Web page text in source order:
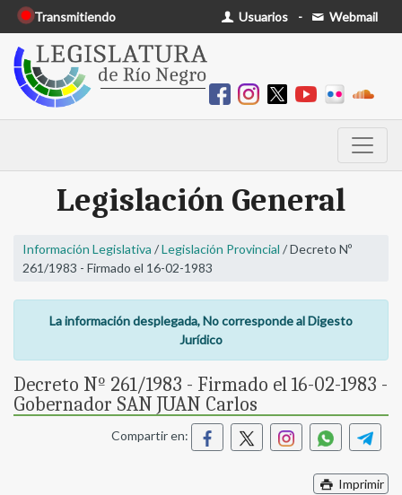
Transmitiendo Usuarios - Webmail
Legislación General
Información Legislativa /Legislación Provincial / Decreto Nº
261/1983 - Firmado el 16-02-1983
La información desplegada, No corresponde al Digesto
Jurídico
Decreto Nº 261/1983 - Firmado el 16-02-1983 -
Gobernador SAN JUAN Carlos
Compartir en:
Imprimir